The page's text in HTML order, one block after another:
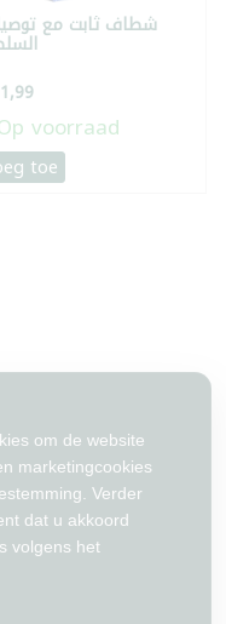
om de website
marketingcookies
Verder
dat u akkoord
volgens het
شطاف ثابت مع
voorraad
toe